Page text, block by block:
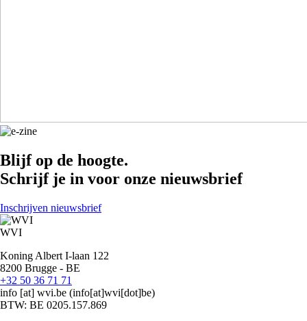
Blijf op de hoogte.
Schrijf je in voor onze nieuwsbrief
Inschrijven nieuwsbrief
WVI
Koning Albert I-laan 122
8200 Brugge - BE
+32 50 36 71 71
info [at] wvi.be (info[at]wvi[dot]be)
BTW: BE 0205.157.869